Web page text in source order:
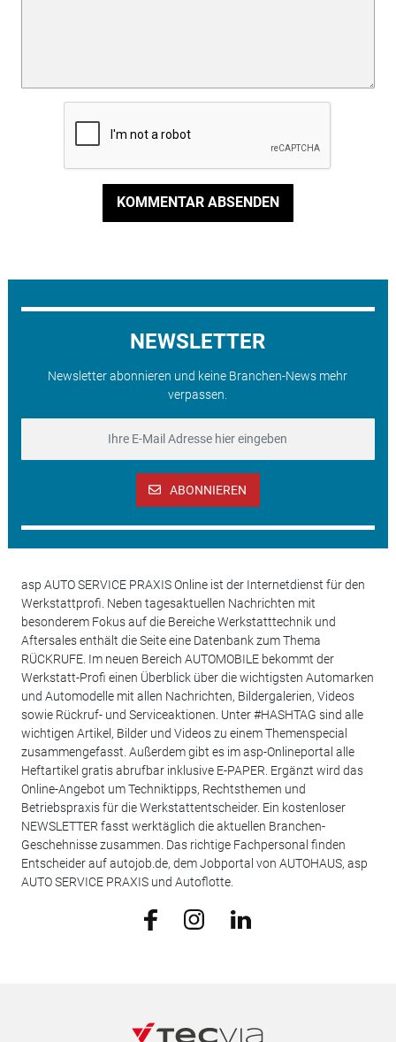
KOMMENTAR ABSENDEN
NEWSLETTER
Newsletter abonnieren und keine Branchen-News mehr
verpassen.
ABONNIEREN
asp AUTO SERVICE PRAXIS Online ist der Internetdienst für den
Werkstattprofi. Neben tagesaktuellen Nachrichten mit
besonderem Fokus auf die Bereiche Werkstatttechnik und
Aftersales enthält die Seite eine Datenbank zum Thema
RÜCKRUFE. Im neuen Bereich AUTOMOBILE bekommt der
Werkstatt-Profi einen Überblick über die wichtigsten Automarken
und Automodelle mit allen Nachrichten, Bildergalerien, Videos
sowie Rückruf- und Serviceaktionen. Unter #HASHTAG sind alle
wichtigen Artikel, Bilder und Videos zu einem Themenspecial
zusammengefasst. Außerdem gibt es im asp-Onlineportal alle
Heftartikel gratis abrufbar inklusive E-PAPER. Ergänzt wird das
Online-Angebot um Techniktipps, Rechtsthemen und
Betriebspraxis für die Werkstattentscheider. Ein kostenloser
NEWSLETTER fasst werktäglich die aktuellen Branchen-
Geschehnisse zusammen. Das richtige Fachpersonal finden
Entscheider auf autojob.de, dem Jobportal von AUTOHAUS, asp
AUTO SERVICE PRAXIS und Autoflotte.